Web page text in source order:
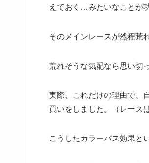
えておく…みたいなことが
そのメインレースが然程荒
荒れそうな気配なら思い切
実際、これだけの理由で、
買いをしました。（レース
こうしたカラーバス効果と